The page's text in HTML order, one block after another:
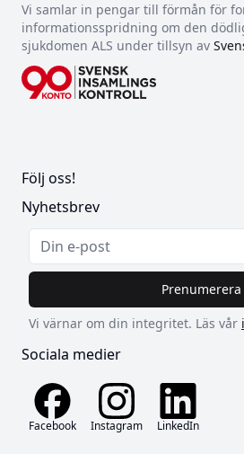
Vi samlar in pengar till förmån för
informationsspridning om den
sjukdomen ALS under tillsyn av
Följ oss!
Nyhetsbrev
Prenumerera
Vi värnar om din integritet. Läs vår
Sociala medier
Facebook Instagram LinkedIn